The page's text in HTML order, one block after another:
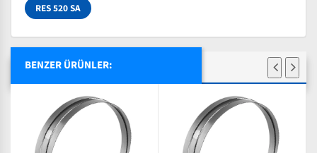
RES 520 SA
BENZER ÜRÜNLER: